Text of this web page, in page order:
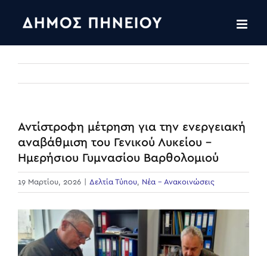
Αντίστροφη μέτρηση για την ενεργειακή
αναβάθμιση του Γενικού Λυκείου –
Ημερήσιου Γυμνασίου Βαρθολομιού
19 Μαρτίου, 2026 Δελτία Τύπου, Νέα - Ανακοινώσεις
View
Larger
Image